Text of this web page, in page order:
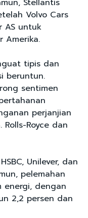
Stellantis
Volvo Cars
AS untuk
Amerika.
tipis dan
beruntun.
sentimen
perjanjian
Royce dan
Unilever, dan
pelemahan
energi, dengan
2,2 persen dan